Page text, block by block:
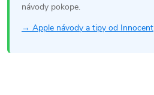
návody pokope.
→ Apple návody a tipy od Innocent